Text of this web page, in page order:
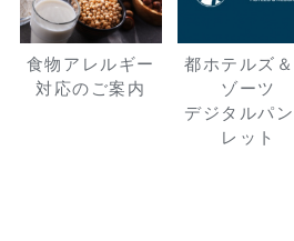
食物アレルギー
対応のご案内
都ホテルズ＆
ゾーツ
デジタルパン
レット